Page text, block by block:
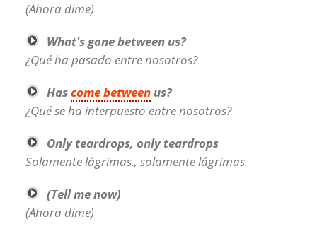
(Ahora dime)
What's gone between us?
¿Qué ha pasado entre nosotros?
Hascome between us?
¿Qué se ha interpuesto entre nosotros?
Only teardrops, only teardrops
Solamente lágrimas., solamente lágrimas.
(Tell me now)
(Ahora dime)